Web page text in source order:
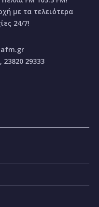
με τα τελειότερα
24/7!
23820 29333